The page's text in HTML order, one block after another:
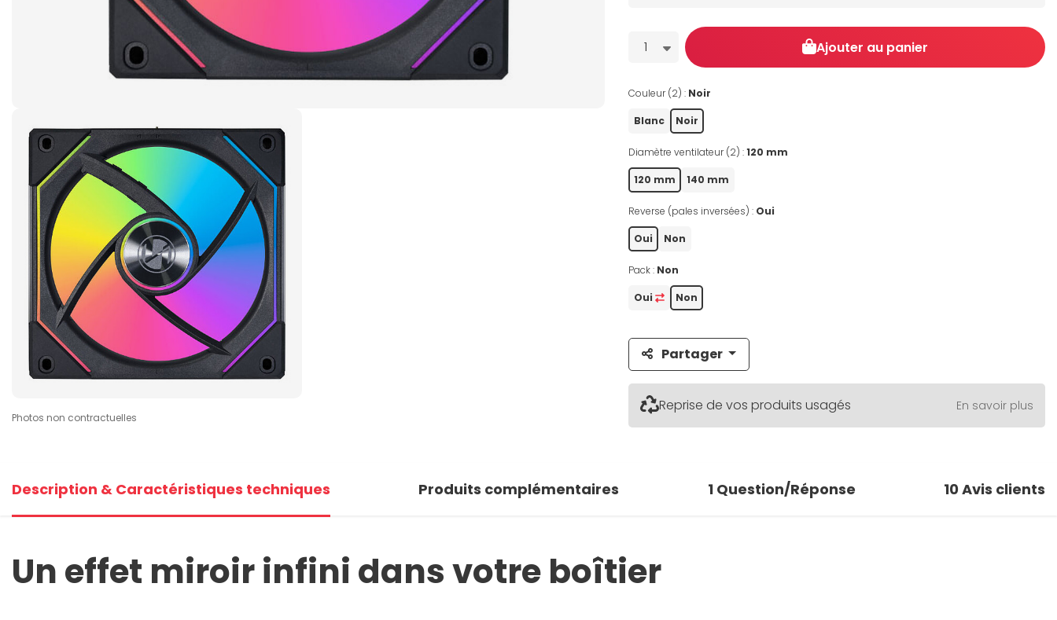
Photos non contractuelles
Quantité
1 Ajouter au panier
Couleur (2) : Noir
Blanc Noir
Diamètre ventilateur (2) :120 mm
120 mm 140 mm
Reverse (pales inversées) : Oui
Oui Non
Pack : Non
Oui Non
Partager
Reprise de vos produits usagés En savoir plus
Description & Caractéristiques techniques Produits complémentaires 1 Question/Réponse 10 Avis clients
Un effet miroir infini dans votre boîtier